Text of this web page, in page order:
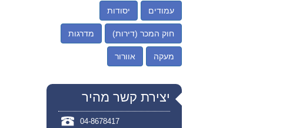
עמודים יסודות
חוק המכר (דירות) מדרגות
מעקה אוורור
יצירת קשר מהיר
04-8678417